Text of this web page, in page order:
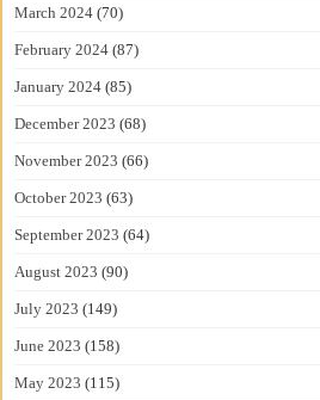
March 2024 (70)
February 2024 (87)
January 2024 (85)
December 2023 (68)
November 2023 (66)
October 2023 (63)
September 2023 (64)
August 2023 (90)
July 2023 (149)
June 2023 (158)
May 2023 (115)